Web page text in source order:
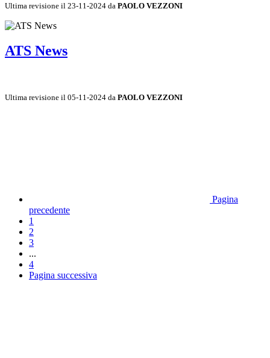
Ultima revisione il 23-11-2024 da PAOLO VEZZONI
ATS News
Ultima revisione il 05-11-2024 da PAOLO VEZZONI
Pagina
precedente
1
2
3
...
4
Pagina successiva